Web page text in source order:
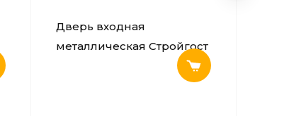
Дверь входная
металлическая Стройгост